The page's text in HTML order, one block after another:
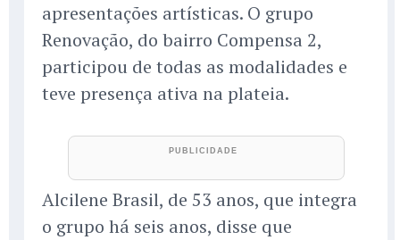
apresentações artísticas. O grupo
Renovação, do bairro Compensa 2,
participou de todas as modalidades e
teve presença ativa na plateia.
Alcilene Brasil, de 53 anos, que integra
o grupo há seis anos, disse que